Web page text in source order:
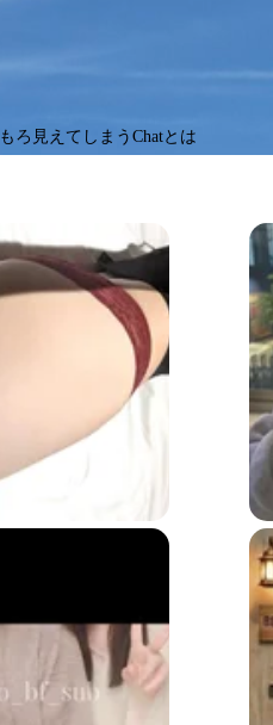
もろ見えてしまうChatとは